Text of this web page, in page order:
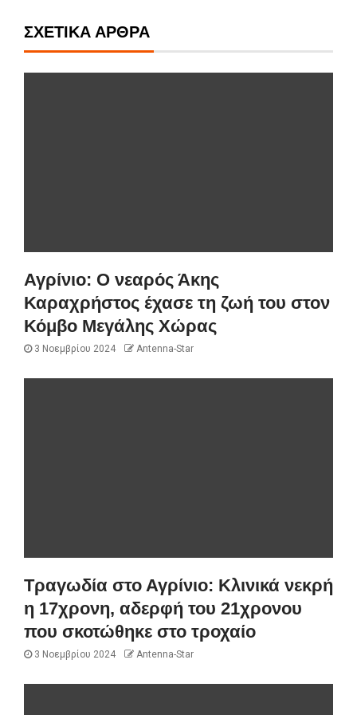
ΣΧΕΤΙΚΆ ΆΡΘΡΑ
Αγρίνιο: Ο νεαρός Άκης
Καραχρήστος έχασε τη ζωή του στον
Κόμβο Μεγάλης Χώρας
3 Νοεμβρίου 2024 Antenna-Star
Τραγωδία στο Αγρίνιο: Κλινικά νεκρή
η 17χρονη, αδερφή του 21χρονου
που σκοτώθηκε στο τροχαίο
3 Νοεμβρίου 2024 Antenna-Star